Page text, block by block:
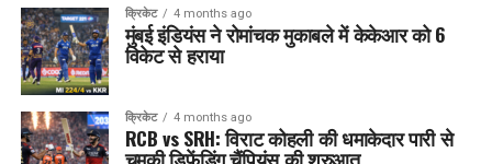
क्रिकेट 4 months ago
मुंबई इंडियंस ने रोमांचक मुकाबले में केकेआर को 6
विकेट से हराया
क्रिकेट 4 months ago
RCB vs SRH: विराट कोहली की धमाकेदार पारी से